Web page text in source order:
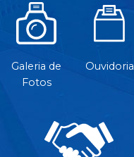
Galeria de
Fotos
Ouvidoria